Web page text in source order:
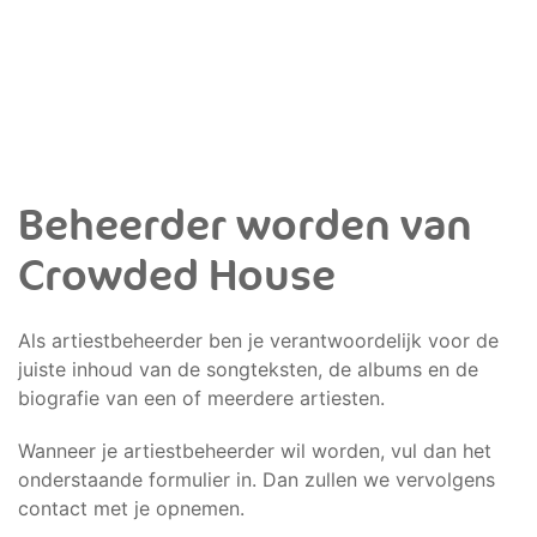
Beheerder worden van
Crowded House
Als artiestbeheerder ben je verantwoordelijk voor de
juiste inhoud van de songteksten, de albums en de
biografie van een of meerdere artiesten.
Wanneer je artiestbeheerder wil worden, vul dan het
onderstaande formulier in. Dan zullen we vervolgens
contact met je opnemen.